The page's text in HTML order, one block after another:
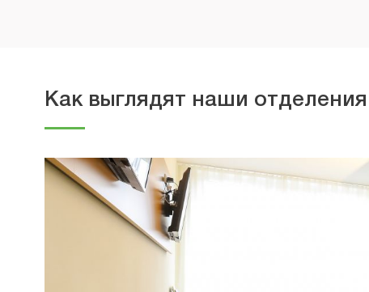
Как выглядят наши